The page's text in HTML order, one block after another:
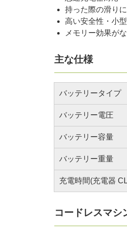
持った際の滑り
高い安全性・小
メモリー効果が
主な仕様
バッテリータイプ
バッテリー電圧
バッテリー容量
バッテリー重量
充電時間(充電器
コードレスマ